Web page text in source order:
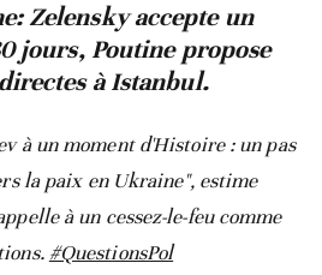
Zelensky accepte un
jours, Poutine propose
à Istanbul.
à un moment d'Histoire : un pas
la paix en Ukraine", estime
à un cessez-le-feu comme
#QuestionsPol